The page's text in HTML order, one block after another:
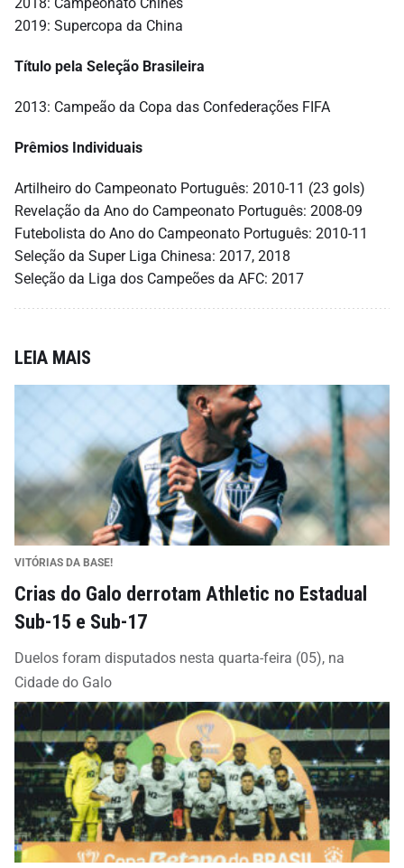
2019: Supercopa da China
Título pela Seleção Brasileira
2013: Campeão da Copa das Confederações FIFA
Prêmios Individuais
Artilheiro do Campeonato Português: 2010-11 (23 gols)
Revelação da Ano do Campeonato Português: 2008-09
Futebolista do Ano do Campeonato Português: 2010-11
Seleção da Super Liga Chinesa: 2017, 2018
Seleção da Liga dos Campeões da AFC: 2017
LEIA MAIS
VITÓRIAS DA BASE!
Crias do Galo derrotam Athletic no Estadual
Sub-15 e Sub-17
Duelos foram disputados nesta quarta-feira (05), na
Cidade do Galo